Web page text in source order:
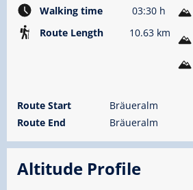
Walking time
03:30 h
Route Length
10.63 km
Route Start
Bräueralm
Route End
Bräueralm
Altitude Profile